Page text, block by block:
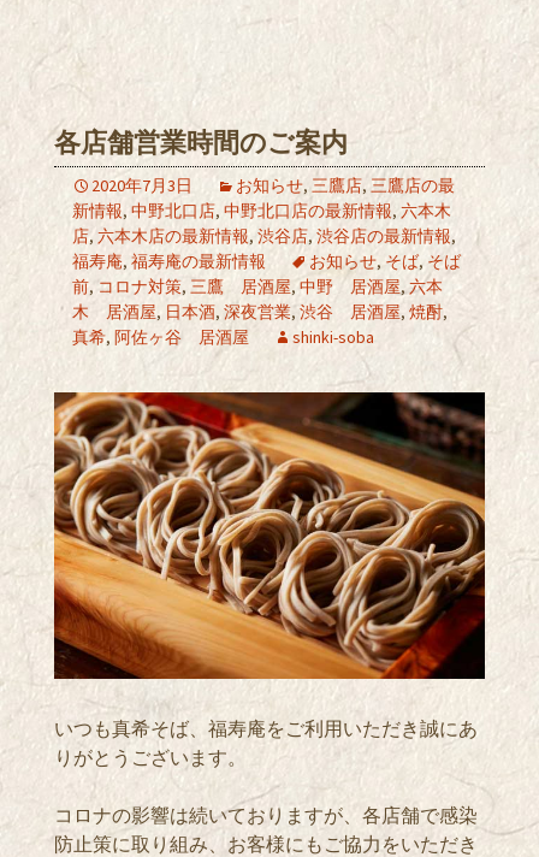
各店舗営業時間のご案内
2020年7月3日 お知らせ, 三鷹店, 三鷹店の最
新情報, 中野北口店, 中野北口店の最新情報, 六本木
店, 六本木店の最新情報, 渋谷店, 渋谷店の最新情報,
福寿庵, 福寿庵の最新情報 お知らせ, そば, そば
前,コロナ対策, 三鷹 居酒屋,中野 居酒屋, 六本
木 居酒屋, 日本酒, 深夜営業, 渋谷 居酒屋, 焼酎,
真希, 阿佐ヶ谷 居酒屋 shinki-soba
いつも真希そば、福寿庵をご利用いただき誠にあ
りがとうございます。
コロナの影響は続いておりますが、各店舗で感染
防止策に取り組み、お客様にもご協力をいただき